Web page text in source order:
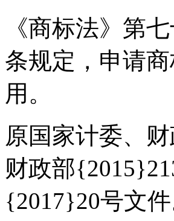
《商标法》第
条规定，申请
用。
原国家计委、
财政部
{2017}20号文件